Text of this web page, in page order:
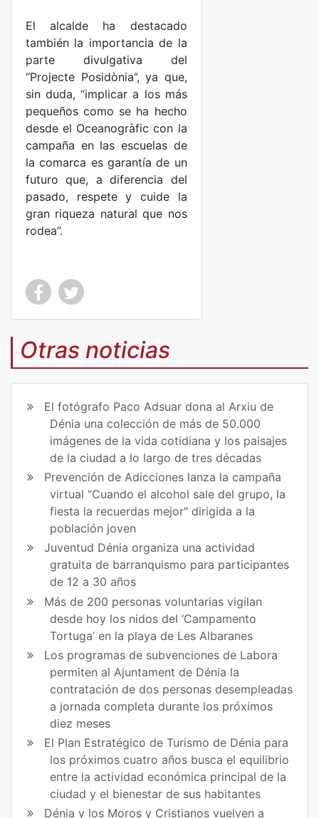
El alcalde ha destacado
también la importancia de la
parte divulgativa del
“Projecte Posidònia”, ya que,
sin duda, “implicar a los más
pequeños como se ha hecho
desde el Oceanogràfic con la
campaña en las escuelas de
la comarca es garantía de un
futuro que, a diferencia del
pasado, respete y cuide la
gran riqueza natural que nos
rodea”.
Co
mp
art
en
Fa
ce
bo
ok
Co
mp
art
ir
en
Tw
itt
er
Otras noticias
El fotógrafo Paco Adsuar dona al Arxiu de
Dénia una colección de más de 50.000
imágenes de la vida cotidiana y los paisajes
de la ciudad a lo largo de tres décadas
Prevención de Adicciones lanza la campaña
virtual "Cuando el alcohol sale del grupo, la
fiesta la recuerdas mejor" dirigida a la
población joven
Juventud Dénia organiza una actividad
gratuita de barranquismo para participantes
de 12 a 30 años
Más de 200 personas voluntarias vigilan
desde hoy los nidos del ‘Campamento
Tortuga’ en la playa de Les Albaranes
Los programas de subvenciones de Labora
permiten al Ajuntament de Dénia la
contratación de dos personas desempleadas
a jornada completa durante los próximos
diez meses
El Plan Estratégico de Turismo de Dénia para
los próximos cuatro años busca el equilibrio
entre la actividad económica principal de la
ciudad y el bienestar de sus habitantes
Dénia y los Moros y Cristianos vuelven a